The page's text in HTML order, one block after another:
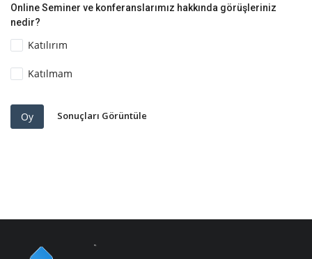
Online Seminer ve konferanslarımız hakkında görüşleriniz
nedir?
Katılırım
Katılmam
Oy Sonuçları Görüntüle